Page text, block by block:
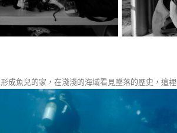
魚兒的家，在淺淺的海域看見墜落的歷史，這